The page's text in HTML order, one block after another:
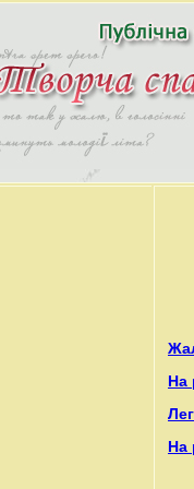
На
На